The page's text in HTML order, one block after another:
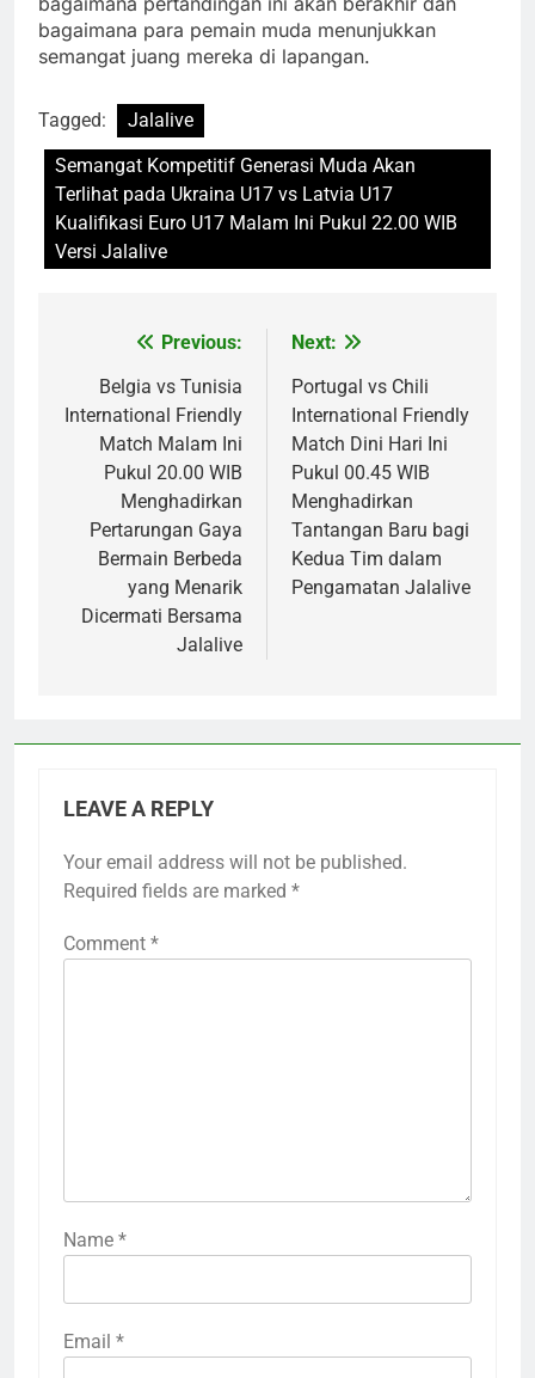
bagaimana para pemain muda menunjukkan
semangat juang mereka di lapangan.
Tagged:
Jalalive
Semangat Kompetitif Generasi Muda Akan
Terlihat pada Ukraina U17 vs Latvia U17
Kualifikasi Euro U17 Malam Ini Pukul 22.00 WIB
Versi Jalalive
navigation
Previous:
Belgia vs Tunisia
International Friendly
Match Malam Ini
Pukul 20.00 WIB
Menghadirkan
Pertarungan Gaya
Bermain Berbeda
yang Menarik
Dicermati Bersama
Jalalive
Next:
Portugal vs Chili
International Friendly
Match Dini Hari Ini
Pukul 00.45 WIB
Menghadirkan
Tantangan Baru bagi
Kedua Tim dalam
Pengamatan Jalalive
LEAVE A REPLY
Your email address will not be published.
Required fields are marked *
Comment *
Name *
Email *